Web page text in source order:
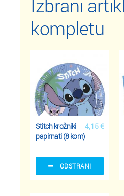
Izbrani
kompletu
4,15 €
Stitch krožniki
papirnati (8 kom)
ODSTRANI